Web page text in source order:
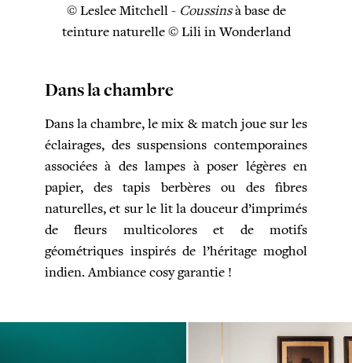
© Leslee Mitchell - Coussinsà base de
teinture naturelle © Lili in Wonderland
Dans la chambre
Dans la chambre, le mix & match joue sur les
éclairages, des suspensions contemporaines
associées à des lampes à poser légères en
papier, des tapis berbères ou des fibres
naturelles, et sur le lit la douceur d’imprimés
de fleurs multicolores et de motifs
géométriques inspirés de l’héritage moghol
indien. Ambiance cosy garantie !